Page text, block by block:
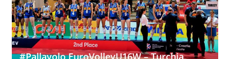
#Pallavolo EuroVolleyU16W – Turchia